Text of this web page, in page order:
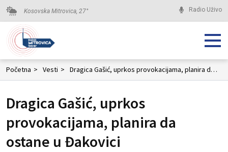
Kosovska Mitrovica, 27° Radio Uživo
Početna > Vesti > Dragica Gašić, uprkos provokacijama, planira da ostane u Đakovici
Dragica Gašić, uprkos
provokacijama, planira da
ostane u Đakovici